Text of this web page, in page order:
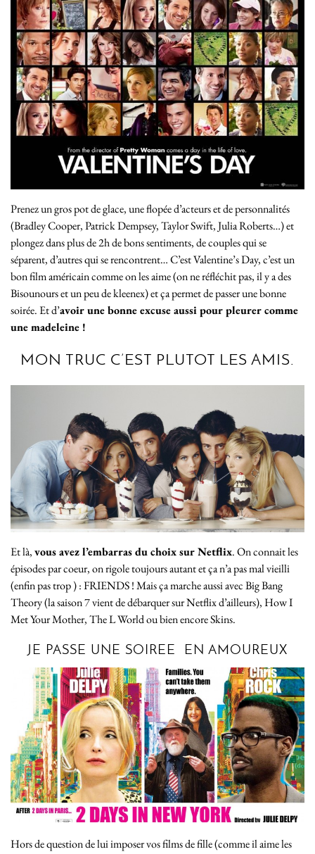
Prenez un gros pot de glace, une flopée d’acteurs et de personnalités
(Bradley Cooper, Patrick Dempsey, Taylor Swift, Julia Roberts…) et
plongez dans plus de 2h de bons sentiments, de couples qui se
séparent, d’autres qui se rencontrent… C’est Valentine’s Day, c’est un
bon film américain comme on les aime (on ne réfléchit pas, il y a des
Bisounours et un peu de kleenex) et ça permet de passer une bonne
soirée. Et d’avoir une bonne excuse aussi pour pleurer comme
une madeleine !
MON TRUC C’EST PLUTOT LES AMIS.
Et là,vous avez l’embarras du choix sur Netflix. On connait les
épisodes par coeur, on rigole toujours autant et ça n’a pas mal vieilli
(enfin pas trop ) : FRIENDS ! Mais ça marche aussi avec Big Bang
Theory (la saison 7 vient de débarquer sur Netflix d’ailleurs), How I
Met Your Mother, The L World ou bien encore Skins.
JE PASSE UNE SOIREE EN AMOUREUX
Hors de question de lui imposer vos films de fille (comme il aime les